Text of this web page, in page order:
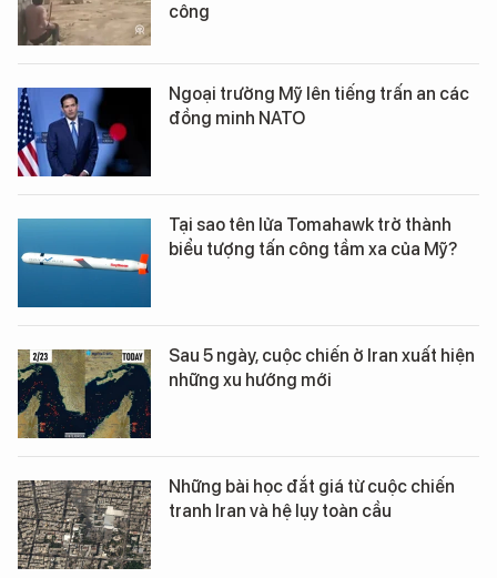
công
Ngoại trưởng Mỹ lên tiếng trấn an các
đồng minh NATO
Tại sao tên lửa Tomahawk trở thành
biểu tượng tấn công tầm xa của Mỹ?
Sau 5 ngày, cuộc chiến ở Iran xuất hiện
những xu hướng mới
Những bài học đắt giá từ cuộc chiến
tranh Iran và hệ lụy toàn cầu